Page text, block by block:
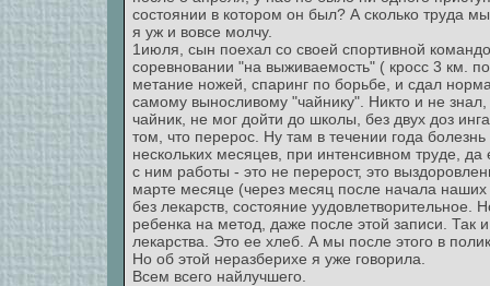
состоянии в котором он был? А сколько труда
я уж и вовсе молчу.
1июля, сын поехал со своей спортивной
соревновании "на выживаемость" ( кросс 3 км.
метание ножей, спаринг по борьбе, и сдал
самому выносливому "чайнику". Никто и не
чайник, не мог дойти до школы, без двух доз
том, что перерос. Ну там в течении года
нескольких месяцев, при интенсивном труде,
с ним работы - это не перерост, это
марте месяце (через месяц после начала
без лекарств, состояние уудовлетворительное.
ребенка на метод, даже после этой записи.
лекарства. Это ее хлеб. А мы после этого в
Но об этой неразберихе я уже говорила.
Всем всего найлучшего.